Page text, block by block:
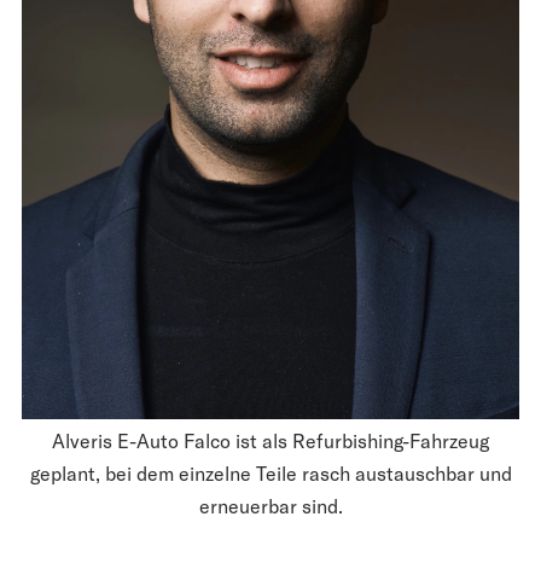
Alveris E-Auto Falco ist als Refurbishing-Fahrzeug
geplant, bei dem einzelne Teile rasch austauschbar und
erneuerbar sind.